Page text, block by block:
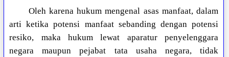
Oleh karena hukum mengenal asas manfaat, dalam
arti ketika potensi manfaat sebanding dengan potensi
resiko, maka hukum lewat aparatur penyelenggara
negara maupun pejabat tata usaha negara, tidak